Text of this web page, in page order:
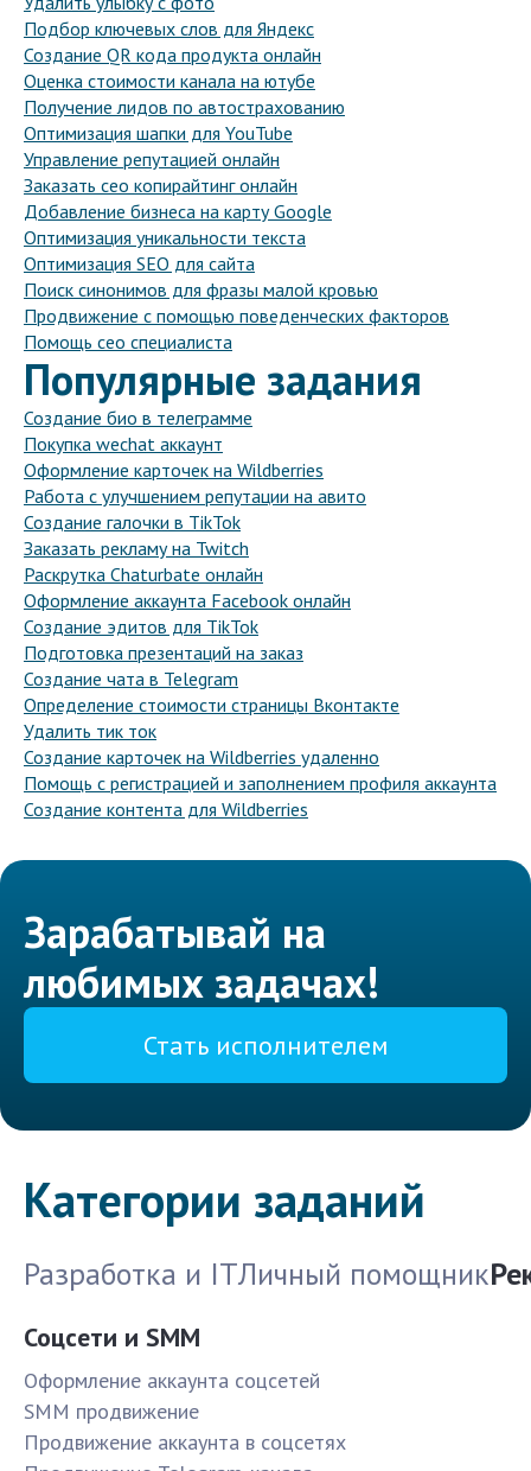
Подбор ключевых слов для Яндекс
Создание QR кода продукта онлайн
Оценка стоимости канала на ютубе
Получение лидов по автострахованию
Оптимизация шапки для YouTube
Управление репутацией онлайн
Заказать сео копирайтинг онлайн
Добавление бизнеса на карту Google
Оптимизация уникальности текста
Оптимизация SEO для сайта
Поиск синонимов для фразы малой кровью
Продвижение с помощью поведенческих факторов
Помощь сео специалиста
Популярные задания
Создание био в телеграмме
Покупка wechat аккаунт
Оформление карточек на Wildberries
Работа с улучшением репутации на авито
Создание галочки в TikTok
Заказать рекламу на Twitch
Раскрутка Chaturbate онлайн
Оформление аккаунта Facebook онлайн
Создание эдитов для TikTok
Подготовка презентаций на заказ
Создание чата в Telegram
Определение стоимости страницы Вконтакте
Удалить тик ток
Создание карточек на Wildberries удаленно
Помощь с регистрацией и заполнением профиля аккаунта
Создание контента для Wildberries
Зарабатывай на
любимых задачах!
Стать исполнителем
Категории заданий
Разработка и ITЛичный помощник
Соцсети и SMM
Оформление аккаунта соцсетей
SMM продвижение
Продвижение аккаунта в соцсетях